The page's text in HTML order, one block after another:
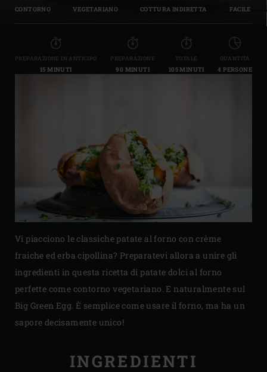
CONTORNO VEGETARIANO COTTURA INDIRETTA FACILE
PREPARAZIONE IN ANTICIPO
15 MINUTI
PREPARAZIONE
90 MINUTI
TOTALE
105 MINUTI
QUANTITÀ
4 PERSONE
Vi piacciono le classiche patate al forno con crème
fraiche ed erba cipollina? Preparatevi allora a unire gli
ingredienti in questa ricetta di patate dolci al forno
perfette come contorno vegetariano. E naturalmente sul
Big Green Egg. È semplice come usare il forno, ma ha un
sapore decisamente unico!
INGREDIENTI